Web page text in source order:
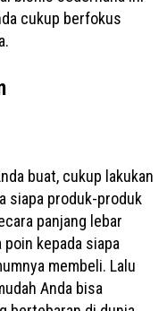
cukup berfokus
buat, cukup lakukan
siapa produk-produk
panjang lebar
kepada siapa
membeli. Lalu
Anda bisa